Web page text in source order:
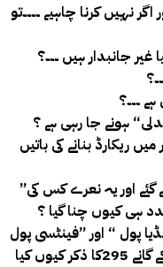
نہیں کرنا چاہیے ۔۔۔۔تو
غیر جانبدار ہیں ۔۔۔؟
ہونے جا رہی ہے ؟
ریکارڈ بنانے کی باتیں
”اب کی بار 400کے پار “والے نعرے کیوں لگائے گئے اور یہ نعرے کس کی
پول “ اور ”فینٹسی پول
“کیوں کہا ؟ انہوں نے سدھو موسے والا کے گانے 295کا ذکر کیوں کیا